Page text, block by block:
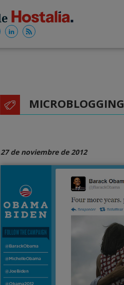
MICROBLOGGING
27 de noviembre de 2012